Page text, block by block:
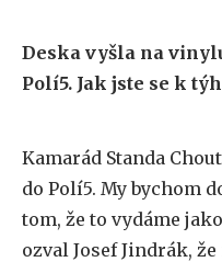
Deska vyšla na
Polí5. Jak jste se k
Kamarád Standa
do Polí5. My bychom
tom, že to vydáme
ozval Josef Jindrák,